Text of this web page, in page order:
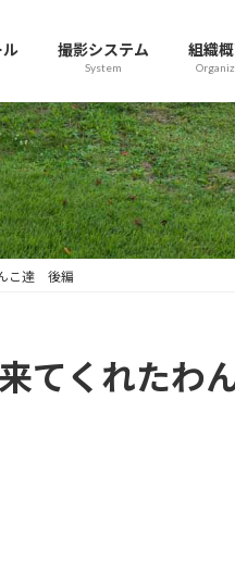
ル 撮影システム
System
組織
こ達 後編
てくれた